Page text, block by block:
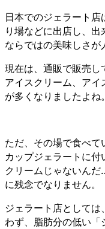
日本でのジェラート
り場などに出店し、
ならではの美味しさが
現在は、通販で販売
アイスクリーム、アイ
が多くなりましたよね。
ただ、その場で食べて
カップジェラートに
クリームじゃないん
に残念でなりません。
ジェラート店として
わず、脂肪分の低い「